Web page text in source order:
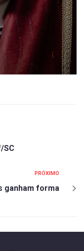
SC
PRÓXIMO
ganham forma